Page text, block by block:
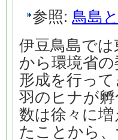
参照:鳥島
伊豆鳥島で
から環境省
形成を行っ
羽のヒナが
数は徐々に
たことから